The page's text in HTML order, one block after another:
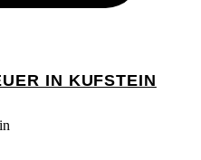
IN KUFSTEIN